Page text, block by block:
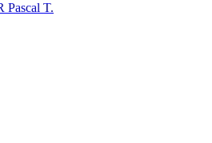
Pascal T.